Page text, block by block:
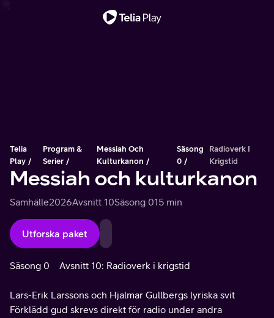
Telia
Play
Program &
Serier
Messiah Och
Kulturkanon
Säsong
0
Radioverk I
Krigstid
Messiah och kulturkanon
Samhälle2026Avsnitt 10Säsong 015 min
Utforska paket
Säsong 0 Avsnitt 10: Radioverk i krigstid
Lars-Erik Larssons och Hjalmar Gullbergs lyriska svit
Förklädd gud skrevs direkt för radio under andra